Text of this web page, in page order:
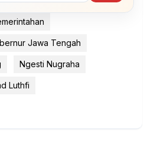
Jawa Tengah
Ngesti Nugraha
Luthfi